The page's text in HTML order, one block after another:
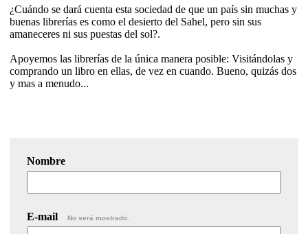
¿Cuándo se dará cuenta esta sociedad de que un país sin muchas y
buenas librerías es como el desierto del Sahel, pero sin sus
amaneceres ni sus puestas del sol?.
Apoyemos las librerías de la única manera posible: Visitándolas y
comprando un libro en ellas, de vez en cuando. Bueno, quizás dos
y mas a menudo...
Nombre
E-mail No será mostrado.